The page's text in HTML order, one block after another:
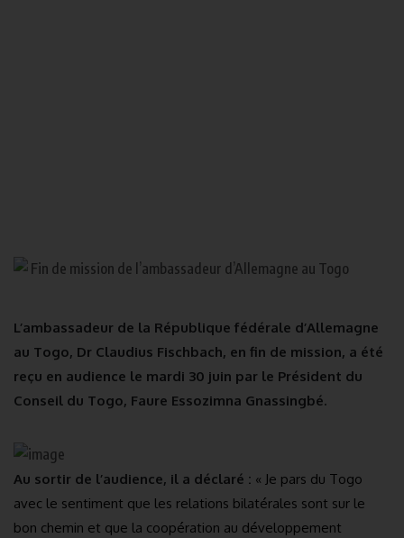
L’ambassadeur de la République fédérale d’Allemagne
au Togo, Dr Claudius Fischbach, en fin de mission, a été
reçu en audience le mardi 30 juin par le Président du
Conseil du Togo, Faure Essozimna Gnassingbé.
Au sortir de l’audience, il a déclaré : « Je pars du Togo
avec le sentiment que les relations bilatérales sont sur le
bon chemin et que la coopération au développement